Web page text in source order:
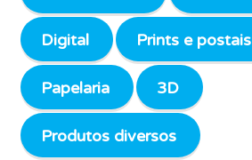
Digital Prints e postais
Papelaria 3D
Produtos diversos